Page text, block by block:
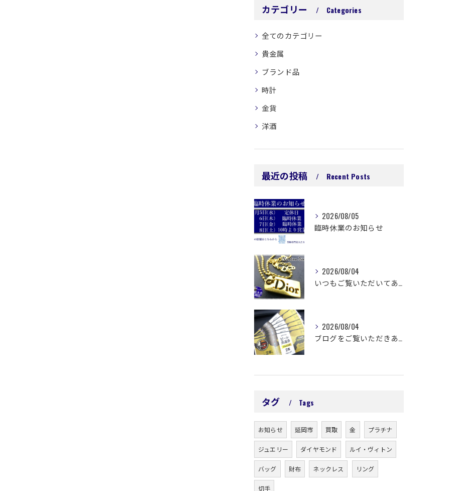
カテゴリー Categories
全てのカテゴリー
貴金属
ブランド品
時計
金貨
洋酒
最近の投稿 Recent Posts
2026/08/05
臨時休業のお知らせ
2026/08/04
いつもご覧いただいてありがとうございます😊
2026/08/04
ブログをご覧いただきありがとうございます🙇‍♀️ 延岡市浜町...
タグ Tags
お知らせ 延岡市 買取 金 プラチナ
ジュエリー ダイヤモンド ルイ・ヴィトン
バッグ 財布 ネックレス リング
切手